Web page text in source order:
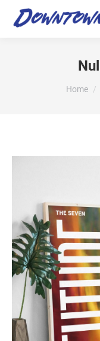
You are
Home